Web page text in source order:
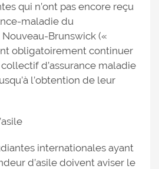
qui n’ont pas encore reçu
maladie du
Brunswick («
obligatoirement continuer
d’assurance maladie
l’obtention de leur
internationales ayant
d’asile doivent aviser le